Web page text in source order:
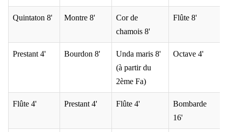
Quintaton 8' Montre 8'
Cor de
chamois 8'
Flûte 8'
Prestant 4' Bourdon 8'
Unda maris 8'
(à partir du
2ème Fa)
Octave 4'
Flûte 4' Prestant 4' Flûte 4'
Bombarde
16'